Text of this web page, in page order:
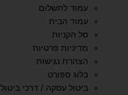
עמוד לתשלום
עמוד הבית
סל הקניות
מדיניות פרטיות
הצהרת נגישות
בלוג ספורט
ביטול עסקה / דרכי ביטול